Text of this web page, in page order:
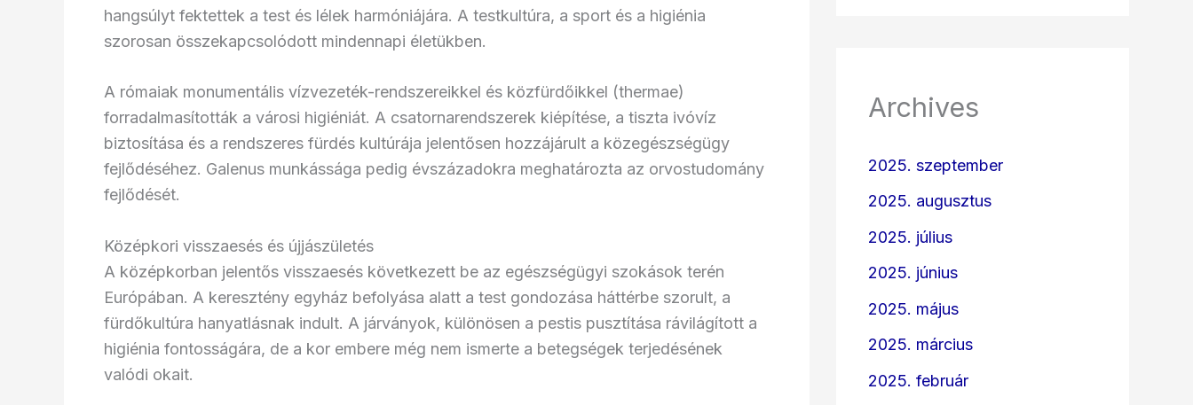
hangsúlyt fektettek a test és lélek harmóniájára. A testkultúra, a sport és a higiénia
szorosan összekapcsolódott mindennapi életükben.
A rómaiak monumentális vízvezeték-rendszereikkel és közfürdőikkel (thermae)
forradalmasították a városi higiéniát. A csatornarendszerek kiépítése, a tiszta ivóvíz
biztosítása és a rendszeres fürdés kultúrája jelentősen hozzájárult a közegészségügy
fejlődéséhez. Galenus munkássága pedig évszázadokra meghatározta az orvostudomány
fejlődését.
Középkori visszaesés és újjászületés
A középkorban jelentős visszaesés következett be az egészségügyi szokások terén
Európában. A keresztény egyház befolyása alatt a test gondozása háttérbe szorult, a
fürdőkultúra hanyatlásnak indult. A járványok, különösen a pestis pusztítása rávilágított a
higiénia fontosságára, de a kor embere még nem ismerte a betegségek terjedésének
valódi okait.
Archives
2025. szeptember
2025. augusztus
2025. július
2025. június
2025. május
2025. március
2025. február